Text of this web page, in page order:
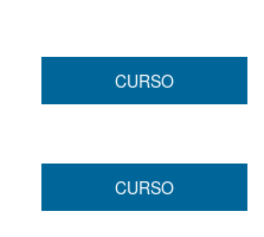
CURSO
CURSO